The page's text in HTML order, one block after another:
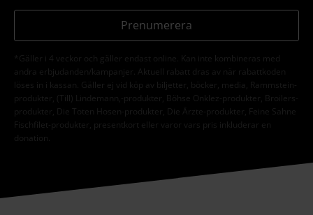
Prenumerera
*Gäller i 4 veckor och gäller endast online. Kan inte kombineras med
andra erbjudanden/kampanjer. Aktuell rabatt dras av när rabattkoden
löses in i kassan. Gäller ej vid köp av biljetter, böcker, media, Rammstein-
produkter, (Till) Lindemann,-produkter, Böhse Onklez-produkter, Broilers-
produkter, Die Toten Hosen-produkter, Die Ärzte-produkter, Feine Sahne
Fischfilet-produkter, presentkort eller varor vars pris inkluderar en
donation.